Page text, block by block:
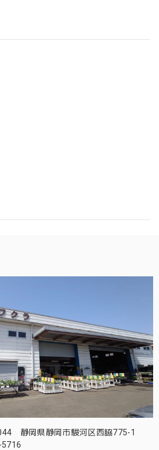
静岡県静岡市駿河区西脇775-1